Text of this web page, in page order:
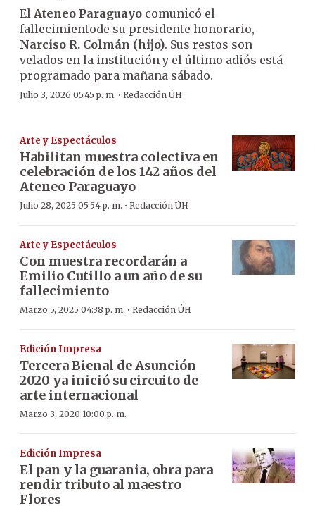
El Ateneo Paraguayo comunicó el
fallecimientode su presidente honorario,
Narciso R. Colmán (hijo). Sus restos son
velados en la institución y el último adiós está
programado para mañana sábado.
Julio 3, 2026 05:45 p. m. · Redacción ÚH
Arte y Espectáculos
Habilitan muestra colectiva en
celebración de los 142 años del
Ateneo Paraguayo
Julio 28, 2025 05:54 p. m. · Redacción ÚH
Arte y Espectáculos
Con muestra recordarán a
Emilio Cutillo a un año de su
fallecimiento
Marzo 5, 2025 04:38 p. m. · Redacción ÚH
Edición Impresa
Tercera Bienal de Asunción
2020 ya inició su circuito de
arte internacional
Marzo 3, 2020 10:00 p. m.
Edición Impresa
El pan y la guarania, obra para
rendir tributo al maestro
Flores